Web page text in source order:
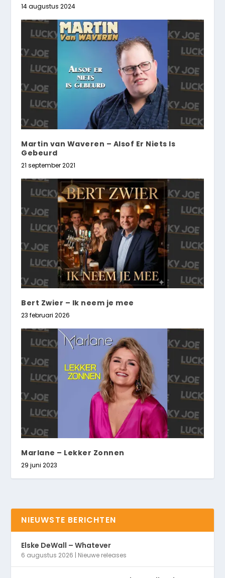
14 augustus 2024
Martin van Waveren – Alsof Er Niets Is
Gebeurd
21 september 2021
Bert Zwier – Ik neem je mee
23 februari 2026
Marlane – Lekker Zonnen
29 juni 2023
NIEUWSTE BERICHTEN
Elske DeWall – Whatever
6 augustus 2026 | Nieuwe releases